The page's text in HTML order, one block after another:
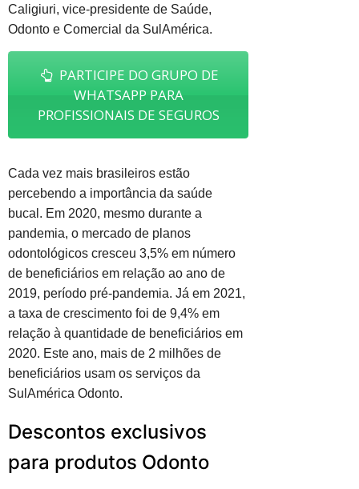
Caligiuri, vice-presidente de Saúde,
Odonto e Comercial da SulAmérica.
PARTICIPE DO GRUPO DE
WHATSAPP PARA
PROFISSIONAIS DE SEGUROS
Cada vez mais brasileiros estão
percebendo a importância da saúde
bucal. Em 2020, mesmo durante a
pandemia, o mercado de planos
odontológicos cresceu 3,5% em número
de beneficiários em relação ao ano de
2019, período pré-pandemia. Já em 2021,
a taxa de crescimento foi de 9,4% em
relação à quantidade de beneficiários em
2020. Este ano, mais de 2 milhões de
beneficiários usam os serviços da
SulAmérica Odonto.
Descontos exclusivos
para produtos Odonto